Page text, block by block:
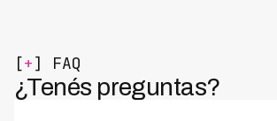
[+] FAQ
¿Tenés preguntas?